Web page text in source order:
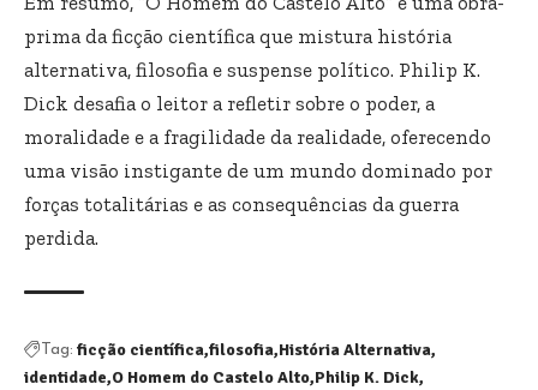
prima da ficção científica que mistura história
alternativa, filosofia e suspense político. Philip K.
Dick desafia o leitor a refletir sobre o poder, a
moralidade e a fragilidade da realidade, oferecendo
uma visão instigante de um mundo dominado por
forças totalitárias e as consequências da guerra
perdida.
Tag: ficção científica filosofia História Alternativa
identidade O Homem do Castelo Alto Philip K. Dick